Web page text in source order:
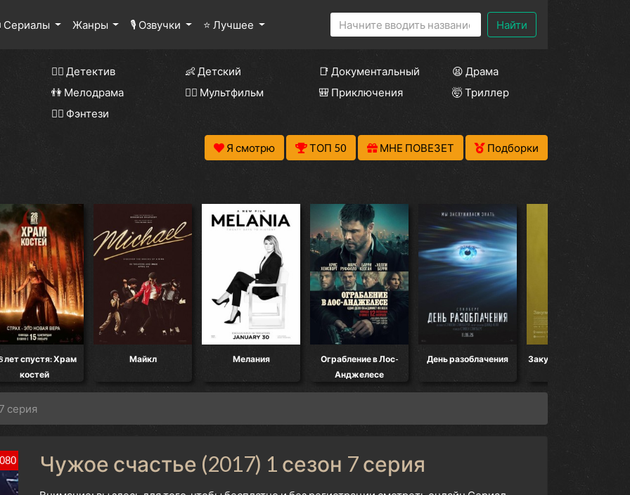
Сериалы Жанры 🎙 Озвучки ⭐ Лучшее Найти
🕵️‍♂️ Детектив 👶 Детский 📑 Документальный
😫 Драма
👫 Мелодрама 🧚‍♀️ Мультфильм 🎒 Приключения
🤯 Триллер
🧝‍♂️ Фэнтези
Я смотрю ТОП 50 МНЕ ПОВЕЗЕТ Подборки
лет спустя: Храм
костей
Майкл Мелания
Ограбление в Лос-
Анджелесе
День разоблачения Закулисье реальности
серия
Чужое счастье (2017) 1 сезон 7 серия